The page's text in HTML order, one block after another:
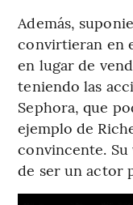
Además,
convirtieran en
en lugar de
teniendo las
Sephora, que
ejemplo de
convincente.
de ser un actor